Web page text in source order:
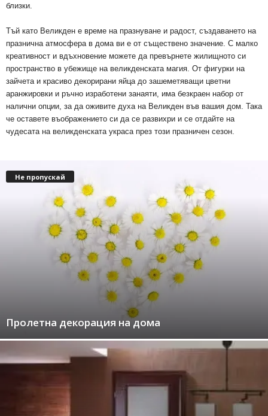
близки.
Тъй като Великден е време на празнуване и радост, създаването на
празнична атмосфера в дома ви е от съществено значение. С малко
креативност и вдъхновение можете да превърнете жилищното си
пространство в убежище на великденската магия. От фигурки на
зайчета и красиво декорирани яйца до зашеметяващи цветни
аранжировки и ръчно изработени занаяти, има безкраен набор от
налични опции, за да оживите духа на Великден във вашия дом. Така
че оставете въображението си да се развихри и се отдайте на
чудесата на великденската украса през този празничен сезон.
Не пропускай
Пролетна декорация на дома